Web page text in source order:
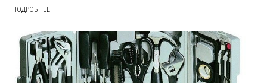
ПОДРОБНЕЕ